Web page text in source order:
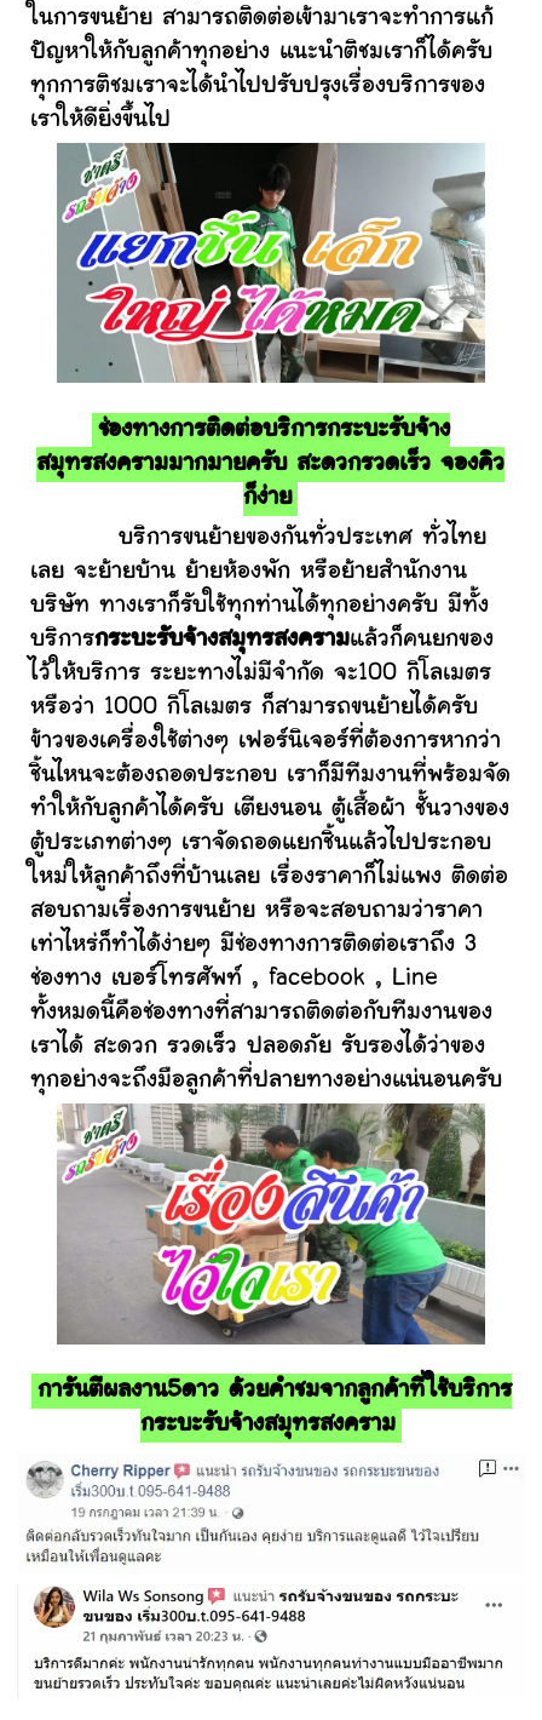
ในการขนย้าย สามารถติดต่อเข้ามาเราจะทำการแก้
ปัญหาให้กับลูกค้าทุกอย่าง แนะนำติชมเราก็ได้ครับ
ทุกการติชมเราจะได้นำไปปรับปรุงเรื่องบริการของ
เราให้ดียิ่งขึ้นไป
ช่องทางการติดต่อบริการกระบะรับจ้าง
สมุทรสงครามมากมายครับ สะดวกรวดเร็ว จองคิว
ก็ง่าย
บริการขนย้ายของกันทั่วประเทศ ทั่วไทย
เลย จะย้ายบ้าน ย้ายห้องพัก หรือย้ายสำนักงาน
บริษัท ทางเราก็รับใช้ทุกท่านได้ทุกอย่างครับ มีทั้ง
บริการกระบะรับจ้างสมุทรสงครามแล้วก็คนยกของ
ไว้ให้บริการ ระยะทางไม่มีจำกัด จะ100 กิโลเมตร
หรือว่า 1000 กิโลเมตร ก็สามารถขนย้ายได้ครับ
ข้าวของเครื่องใช้ต่างๆ เฟอร์นิเจอร์ที่ต้องการหากว่า
ชิ้นไหนจะต้องถอดประกอบ เราก็มีทีมงานที่พร้อมจัด
ทำให้กับลูกค้าได้ครับ เตียงนอน ตู้เสื้อผ้า ชั้นวางของ
ตู้ประเภทต่างๆ เราจัดถอดแยกชิ้นแล้วไปประกอบ
ใหม่ให้ลูกค้าถึงที่บ้านเลย เรื่องราคาก็ไม่แพง ติดต่อ
สอบถามเรื่องการขนย้าย หรือจะสอบถามว่าราคา
เท่าไหร่ก็ทำได้ง่ายๆ มีช่องทางการติดต่อเราถึง 3
ช่องทาง เบอร์โทรศัพท์ , facebook , Line
ทั้งหมดนี้คือช่องทางที่สามารถติดต่อกับทีมงานของ
เราได้ สะดวก รวดเร็ว ปลอดภัย รับรองได้ว่าของ
ทุกอย่างจะถึงมือลูกค้าที่ปลายทางอย่างแน่นอนครับ
การันตีผลงาน5ดาว ด้วยคำชมจากลูกค้าที่ใช้บริการ
กระบะรับจ้างสมุทรสงคราม